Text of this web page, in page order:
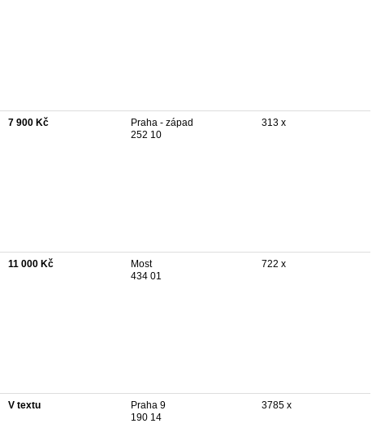
7 900 Kč
Praha - západ
252 10
313 x
11 000 Kč
Most
434 01
722 x
V textu
Praha 9
190 14
3785 x